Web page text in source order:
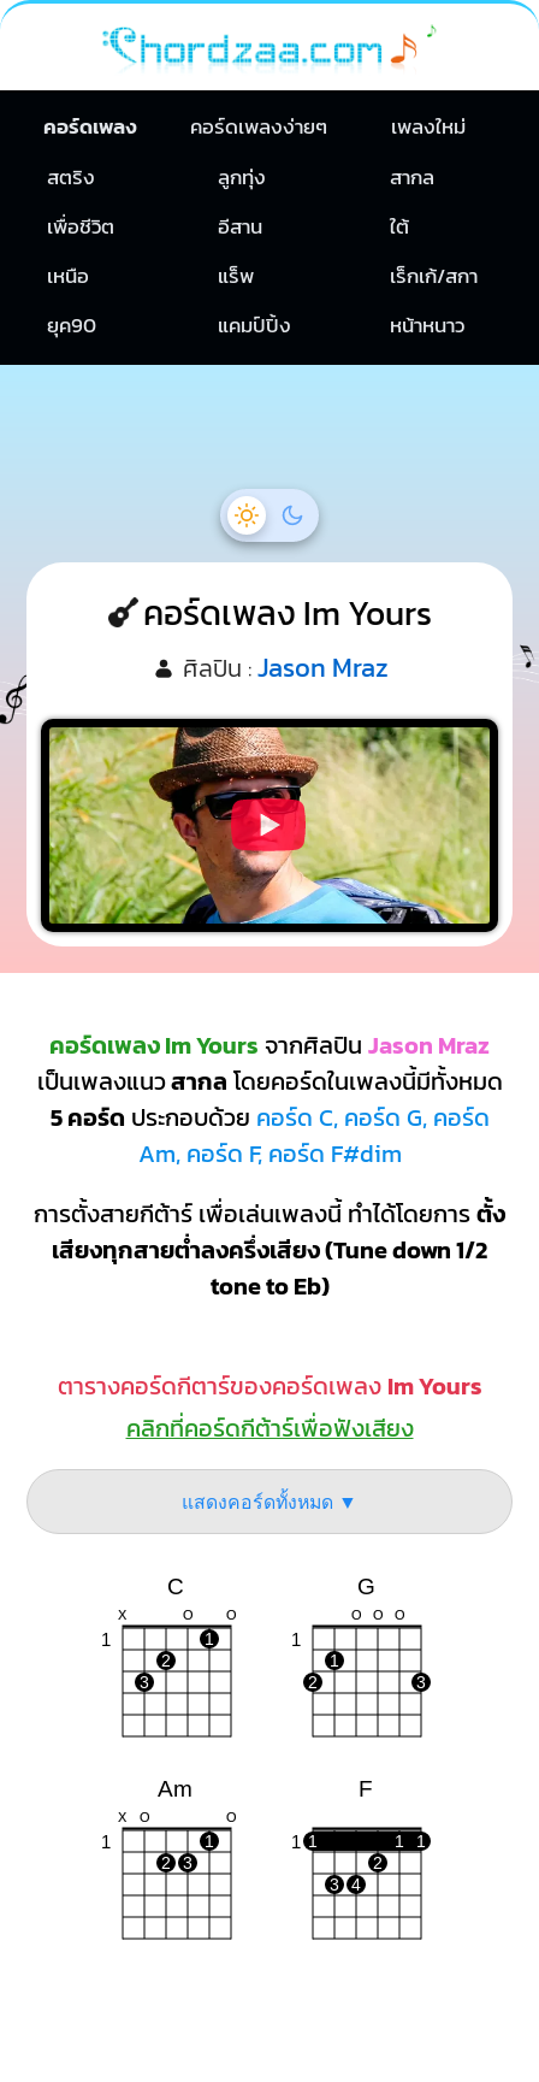
คอร์ดเพลง คอร์ดเพลงง่ายๆ
เพลงใหม่
สตริง
ลูกทุ่ง
สากล
เพื่อชีวิต
อีสาน
ใต้
เหนือ
แร็พ
เร็กเก้/สกา
ยุค90
แคมป์ปิ้ง หน้าหนาว
คอร์ดเพลง Im Yours
ศิลปิน :Jason Mraz
คอร์ดเพลง Im Yours จากศิลปิน Jason Mraz
เป็นเพลงแนวสากล โดยคอร์ดในเพลงนี้มีทั้งหมด
5 คอร์ด ประกอบด้วย คอร์ด C, คอร์ด G, คอร์ด
Am, คอร์ด F, คอร์ด F#dim
การตั้งสายกีต้าร์ เพื่อเล่นเพลงนี้ ทำได้โดยการตั้ง
เสียงทุกสายต่ำลงครึ่งเสียง (Tune down 1/2
tone to Eb)
ตารางคอร์ดกีตาร์ของคอร์ดเพลง Im Yours
คลิกที่คอร์ดกีต้าร์เพื่อฟังเสียง
แสดงคอร์ดทั้งหมด ▼
C
X O O
1
1
2
3
G
O O O
1
1
2
3
Am
X O O
1
1
2
3
F
1 1 1
1
2
3
4